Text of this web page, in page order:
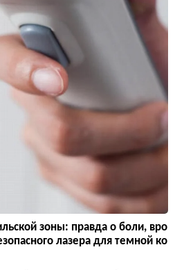
зоны: правда о боли, вро
лазера для темной ко